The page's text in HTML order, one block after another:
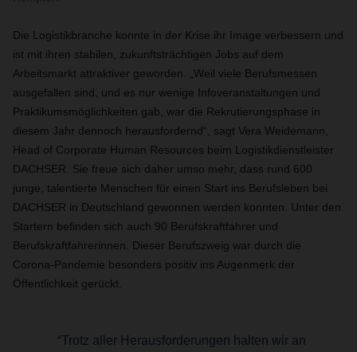
Die Logistikbranche konnte in der Krise ihr Image verbessern und
ist mit ihren stabilen, zukunftsträchtigen Jobs auf dem
Arbeitsmarkt attraktiver geworden. „Weil viele Berufsmessen
ausgefallen sind, und es nur wenige Infoveranstaltungen und
Praktikumsmöglichkeiten gab, war die Rekrutierungsphase in
diesem Jahr dennoch herausfordernd“, sagt Vera Weidemann,
Head of Corporate Human Resources beim Logistikdienstleister
DACHSER. Sie freue sich daher umso mehr, dass rund 600
junge, talentierte Menschen für einen Start ins Berufsleben bei
DACHSER in Deutschland gewonnen werden konnten. Unter den
Startern befinden sich auch 90 Berufskraftfahrer und
Berufskraftfahrerinnen. Dieser Berufszweig war durch die
Corona-Pandemie besonders positiv ins Augenmerk der
Öffentlichkeit gerückt.
“Trotz aller Herausforderungen halten wir an